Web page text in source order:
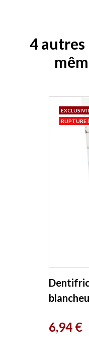
4 autres
Prix
6,94 €
RUPTURE